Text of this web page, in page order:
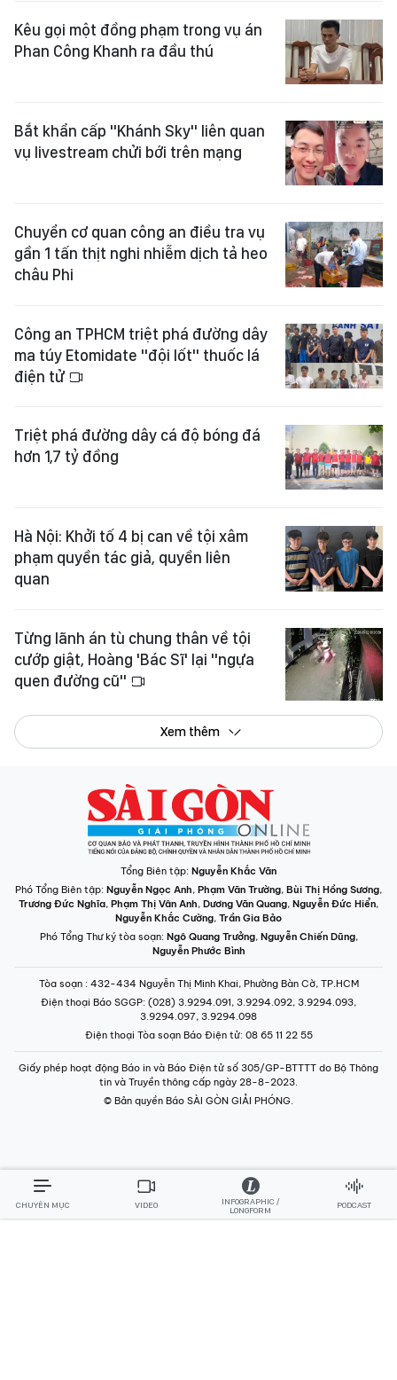
Kêu gọi một đồng phạm trong vụ án
Phan Công Khanh ra đầu thú
Bắt khẩn cấp "Khánh Sky" liên quan
vụ livestream chửi bới trên mạng
Chuyển cơ quan công an điều tra vụ
gần 1 tấn thịt nghi nhiễm dịch tả heo
châu Phi
Công an TPHCM triệt phá đường dây
ma túy Etomidate "đội lốt" thuốc lá
điện tử
Triệt phá đường dây cá độ bóng đá
hơn 1,7 tỷ đồng
Hà Nội: Khởi tố 4 bị can về tội xâm
phạm quyền tác giả, quyền liên
quan
Từng lãnh án tù chung thân về tội
cướp giật, Hoàng 'Bác Sĩ' lại "ngựa
quen đường cũ"
Xem thêm
Tổng Biên tập: Nguyễn Khắc Văn
Phó Tổng Biên tập: Nguyễn Ngọc Anh, Phạm Văn Trường, Bùi Thị Hồng Sương,
Trương Đức Nghĩa, Phạm Thị Vân Anh, Dương Văn Quang, Nguyễn Đức Hiển,
Nguyễn Khắc Cường, Trần Gia Bảo
Phó Tổng Thư ký tòa soạn: Ngô Quang Trưởng, Nguyễn Chiến Dũng,
Nguyễn Phước Bình
Tòa soạn : 432-434 Nguyễn Thị Minh Khai, Phường Bàn Cờ, TP.HCM
Điện thoại Báo SGGP: (028) 3.9294.091, 3.9294.092, 3.9294.093,
3.9294.097, 3.9294.098
Điện thoại Tòa soạn Báo Điện tử: 08 65 11 22 55
Giấy phép hoạt động Báo in và Báo Điện tử số 305/GP-BTTTT do Bộ Thông
tin và Truyền thông cấp ngày 28-8-2023.
© Bản quyền Báo SÀI GÒN GIẢI PHÓNG.
CHUYÊN MỤC VIDEO
INFOGRAPHIC /
LONGFORM
PODCAST